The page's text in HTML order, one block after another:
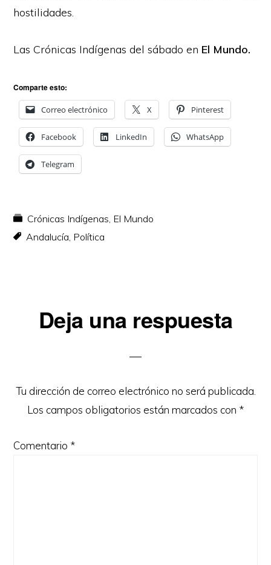
hostilidades.
Las Crónicas Indígenas del sábado en El Mundo.
Comparte esto:
Correo electrónico X Pinterest
Facebook LinkedIn WhatsApp
Telegram
Crónicas Indígenas, El Mundo
Andalucía, Política
Interacciones
lectores
Deja una respuesta
Tu dirección de correo electrónico no será publicada.
Los campos obligatorios están marcados con *
Comentario *